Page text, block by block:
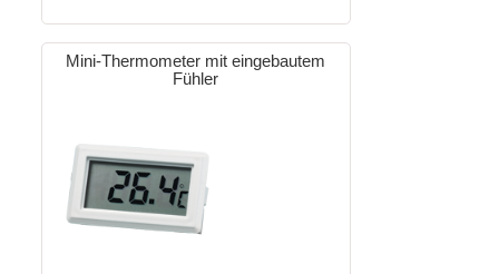
Mini-Thermometer mit eingebautem
Fühler